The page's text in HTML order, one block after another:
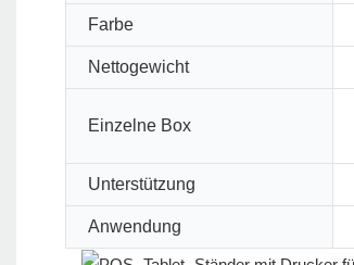
Farbe
Nettogewicht
Einzelne Box
Unterstützung
Anwendung